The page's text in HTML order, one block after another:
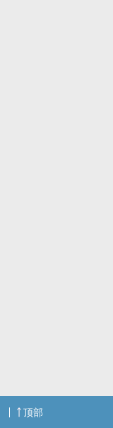
顶部